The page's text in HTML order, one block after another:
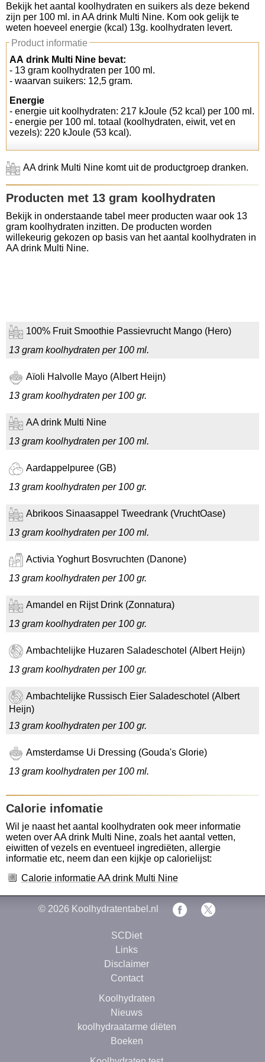
Koolhydraten tellen
Links
Bekijk het aantal koolhydraten en suikers als deze bekend
zijn per 100 ml. in AA drink Multi Nine. Kom ook gelijk te
weten hoeveel energie (kcal) 13g. koolhydraten levert.
Product informatie
AA drink Multi Nine bevat:
- 13 gram koolhydraten per 100 ml.
- waarvan suikers: 12,5 gram.
Energie
- energie uit koolhydraten: 217 kJoule (52 kcal) per 100 ml.
- energie per 100 ml. totaal (koolhydraten, eiwit, vet en
vezels): 220 kJoule (53 kcal).
AA drink Multi Nine komt uit de productgroep dranken.
Producten met 13 gram koolhydraten
Bekijk in onderstaande tabel meer producten waar ook 13
gram koolhydraten inzitten. De producten worden
willekeurig gekozen op basis van het aantal koolhydraten in
AA drink Multi Nine.
100% Fruit Smoothie Passievrucht Mango (Hero)
13 gram koolhydraten per 100 ml.
Aïoli Halvolle Mayo (Albert Heijn)
13 gram koolhydraten per 100 gr.
AA drink Multi Nine
13 gram koolhydraten per 100 ml.
Aardappelpuree (GB)
13 gram koolhydraten per 100 gr.
Abrikoos Sinaasappel Tweedrank (VruchtOase)
13 gram koolhydraten per 100 ml.
Activia Yoghurt Bosvruchten (Danone)
13 gram koolhydraten per 100 gr.
Amandel en Rijst Drink (Zonnatura)
13 gram koolhydraten per 100 gr.
Ambachtelijke Huzaren Saladeschotel (Albert Heijn)
13 gram koolhydraten per 100 gr.
Ambachtelijke Russisch Eier Saladeschotel (Albert
Heijn)
13 gram koolhydraten per 100 gr.
Amsterdamse Ui Dressing (Gouda's Glorie)
13 gram koolhydraten per 100 ml.
Calorie infomatie
Wil je naast het aantal koolhydraten ook meer informatie
weten over AA drink Multi Nine, zoals het aantal vetten,
eiwitten of vezels en eventueel ingrediëten, allergie
informatie etc, neem dan een kijkje op calorielijst:
Calorie informatie AA drink Multi Nine
© 2026 Koolhydratentabel.nl
SCDiet
Links
Disclaimer
Contact
Koolhydraten
Nieuws
koolhydraatarme diëten
Boeken